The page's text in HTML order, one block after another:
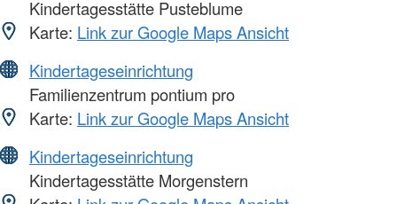
Kindertagesstätte Pusteblume
Karte: Link zur Google Maps Ansicht
Kindertageseinrichtung
Familienzentrum pontium pro
Karte: Link zur Google Maps Ansicht
Kindertageseinrichtung
Kindertagesstätte Morgenstern